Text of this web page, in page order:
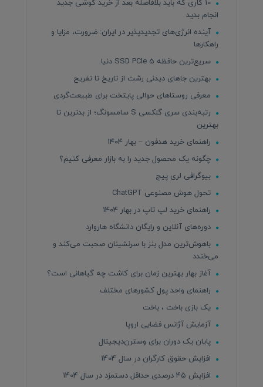
10 کاری که باید بلافاصله بعد از خرید گوشی جدید
انجام بدید
آینده انرژی‌های تجدیدپذیر در ایران: ضرورت، مزایا و
راهکارها
سریع‌ترین حافظه SSD PCIe 5 دنیا
بهترین جاهای دیدنی رشت از تاریخ تا تفریح
معرفی روستاهای حوالی پایتخت برای طبیعت‌گردی
رتبه‌بندی سری گلکسی S سامسونگ؛ از بدترین تا
بهترین
راهنمای خرید هدفون – بهار ۱۴۰۴
چگونه یک محصول جدید را به بازار معرفی کنیم؟
بیوگرافی لری پیج
تحول هوش مصنوعی ChatGPT
راهنمای خرید لپ تاپ در بهار 1404
دوره‌های آنلاین و رایگان دانشگاه هاروارد
باهوش‌ترین مدل بنز با سرنشینان صحبت می‌کند و
می‌خندد
آغاز بهار بهترین زمان برای کاشت چه گیاهانی است؟
راهنمای واحد پول کشورهای مختلف
یک بازی باخت ، باخت
آزمایش آژانس فضایی اروپا
پایان یک دوران برای وسترن‌دیجیتال
افزایش حقوق کارگران در سال 1404
افزایش ۴۵ درصدی حداقل دستمزد در سال 1404